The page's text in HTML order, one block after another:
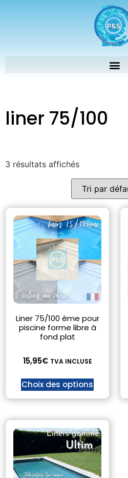
liner 75/100
3 résultats affichés
Liner 75/100 ème pour
piscine forme libre à
fond plat
15,95€ TVA INCLUSE
Choix des options